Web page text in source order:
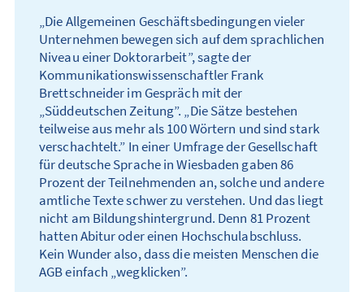
„Die Allgemeinen Geschäftsbedingungen vieler
Unternehmen bewegen sich auf dem sprachlichen
Niveau einer Doktor­arbeit”, sagte der
Kommunikations­wissenschaftler Frank
Brettschneider im Gespräch mit der
„Süddeutschen Zeitung”. „Die Sätze bestehen
teilweise aus mehr als 100 Wörtern und sind stark
verschachtelt.” In einer Umfrage der Gesellschaft
für deutsche Sprache in Wiesbaden gaben 86
Prozent der Teilnehmenden an, solche und andere
amtliche Texte schwer zu verstehen. Und das liegt
nicht am Bildungs­hinter­grund. Denn 81 Prozent
hatten Abitur oder einen Hoch­schul­abschluss.
Kein Wunder also, dass die meisten Menschen die
AGB einfach „wegklicken”.